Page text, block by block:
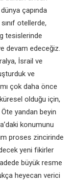
dünya çapında
otellerde,
tesislerinde
devam edeceğiz.
İsrail ve
ve
çok daha önce
küresel olduğu için,
yandan beyin
konumunu
proses zincirinde
yeni fikirler
büyük resme
heyecan verici